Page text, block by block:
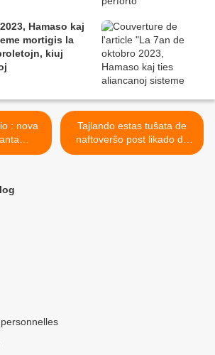
Hamaso kaj
mortigis la
kiuj
Ikiko
Tajlando estas tuŝata de
naftoverŝo post likado de
naftodukto >